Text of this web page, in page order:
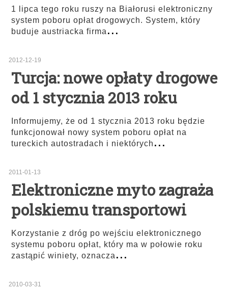
1 lipca tego roku ruszy na Białorusi elektroniczny
system poboru opłat drogowych. System, który
buduje austriacka firma...
2012-12-19
Turcja: nowe opłaty drogowe
od 1 stycznia 2013 roku
Informujemy, że od 1 stycznia 2013 roku będzie
funkcjonował nowy system poboru opłat na
tureckich autostradach i niektórych ...
2011-01-13
Elektroniczne myto zagraża
polskiemu transportowi
Korzystanie z dróg po wejściu elektronicznego
systemu poboru opłat, który ma w połowie roku
zastąpić winiety, oznacza...
2010-03-31